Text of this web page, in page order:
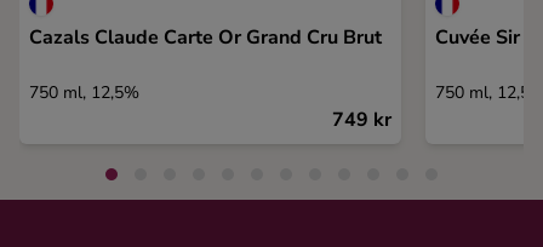
Cazals Claude Carte Or Grand Cru Brut
750 ml, 12,5%
749 kr
Cuvée Sir
750 ml,